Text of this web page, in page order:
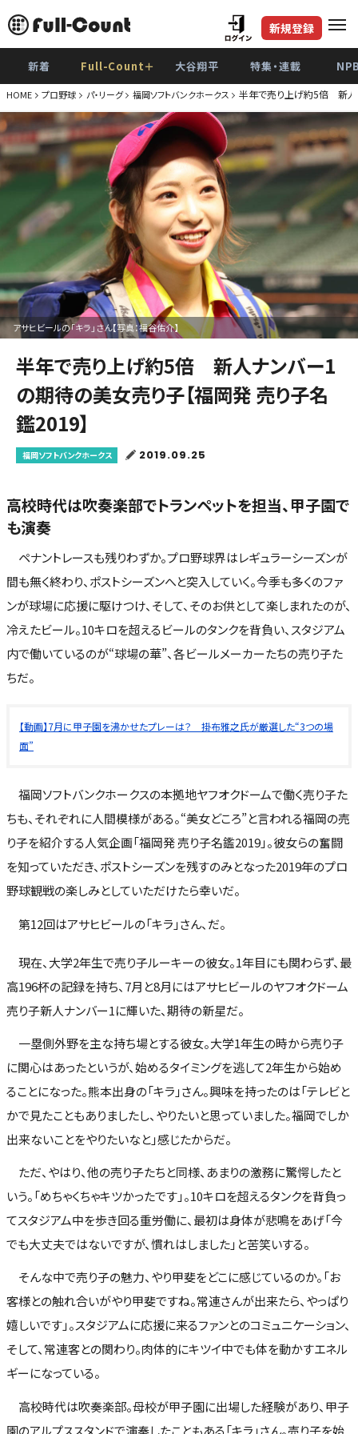
新規登録
新着 Full-Count＋ 大谷翔平 特集・連載
HOME プロ野球 パ・リーグ 福岡ソフトバンクホークス 半年で売り上げ約5倍 新人
アサヒビールの「キラ」さん【写真：福谷佑介】
半年で売り上げ約5倍 新人ナンバー1
の期待の美女売り子【福岡発 売り子名
鑑2019】
福岡ソフトバンクホークス 2019.09.25
高校時代は吹奏楽部でトランペットを担当、甲子園で
も演奏
ペナントレースも残りわずか。プロ野球界はレギュラーシーズンが
間も無く終わり、ポストシーズンへと突入していく。今季も多くのファ
ンが球場に応援に駆けつけ、そして、そのお供として楽しまれたのが、
冷えたビール。10キロを超えるビールのタンクを背負い、スタジアム
内で働いているのが“球場の華”、各ビールメーカーたちの売り子た
ちだ。
【動画】7月に甲子園を沸かせたプレーは？ 掛布雅之氏が厳選した“3つの場
面”
福岡ソフトバンクホークスの本拠地ヤフオクドームで働く売り子た
ちも、それぞれに人間模様がある。“美女どころ”と言われる福岡の売
り子を紹介する人気企画「福岡発 売り子名鑑2019」。彼女らの奮闘
を知っていただき、ポストシーズンを残すのみとなった2019年のプロ
野球観戦の楽しみとしていただけたら幸いだ。
第12回はアサヒビールの「キラ」さん、だ。
現在、大学2年生で売り子ルーキーの彼女。1年目にも関わらず、最
高196杯の記録を持ち、7月と8月にはアサヒビールのヤフオクドーム
売り子新人ナンバー1に輝いた、期待の新星だ。
一塁側外野を主な持ち場とする彼女。大学1年生の時から売り子
に関心はあったというが、始めるタイミングを逃して2年生から始め
ることになった。熊本出身の「キラ」さん。興味を持ったのは「テレビと
かで見たこともありましたし、やりたいと思っていました。福岡でしか
出来ないことをやりたいなと」感じたからだ。
ただ、やはり、他の売り子たちと同様、あまりの激務に驚愕したと
いう。「めちゃくちゃキツかったです」。10キロを超えるタンクを背負っ
てスタジアム中を歩き回る重労働に、最初は身体が悲鳴をあげ「今
でも大丈夫ではないですが、慣れはしました」と苦笑いする。
そんな中で売り子の魅力、やり甲斐をどこに感じているのか。「お
客様との触れ合いがやり甲斐ですね。常連さんが出来たら、やっぱり
嬉しいです」。スタジアムに応援に来るファンとのコミュニケーション、
そして、常連客との関わり。肉体的にキツイ中でも体を動かすエネル
ギーになっている。
高校時代は吹奏楽部。母校が甲子園に出場した経験があり、甲子
園のアルプススタンドで演奏したこともある「キラ」さん。売り子を始